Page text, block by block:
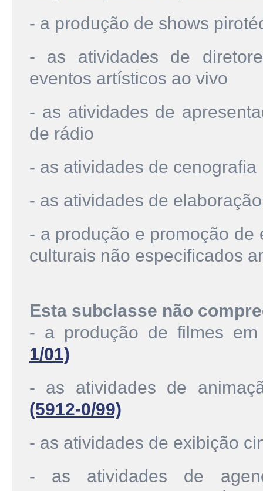
- a produção de shows
- as atividades de
eventos artísticos ao vivo
- as atividades de
de rádio
- as atividades de cenografia
- as atividades de
- a produção e promoção
culturais não especificados
Esta subclasse não
- a produção de filmes
1/01)
- as atividades de
(5912-0/99)
- as atividades de exibição
- as atividades de